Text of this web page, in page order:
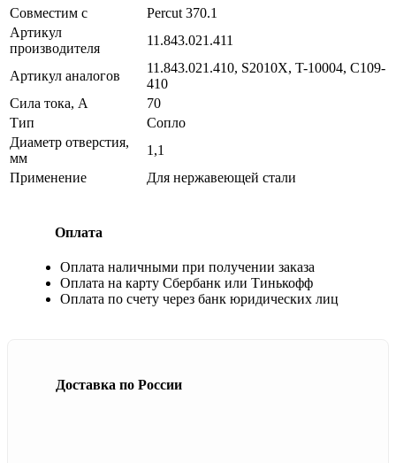
Совместим с
Percut 370.1
Артикул
производителя
11.843.021.411
Артикул аналогов
11.843.021.410, S2010X, T-10004, C109-
410
Сила тока, А
70
Тип
Сопло
Диаметр отверстия,
мм
1,1
Применение
Для нержавеющей стали
Оплата
Оплата наличными при получении заказа
Оплата на карту Сбербанк или Тинькофф
Оплата по счету через банк юридических лиц
Доставка по России